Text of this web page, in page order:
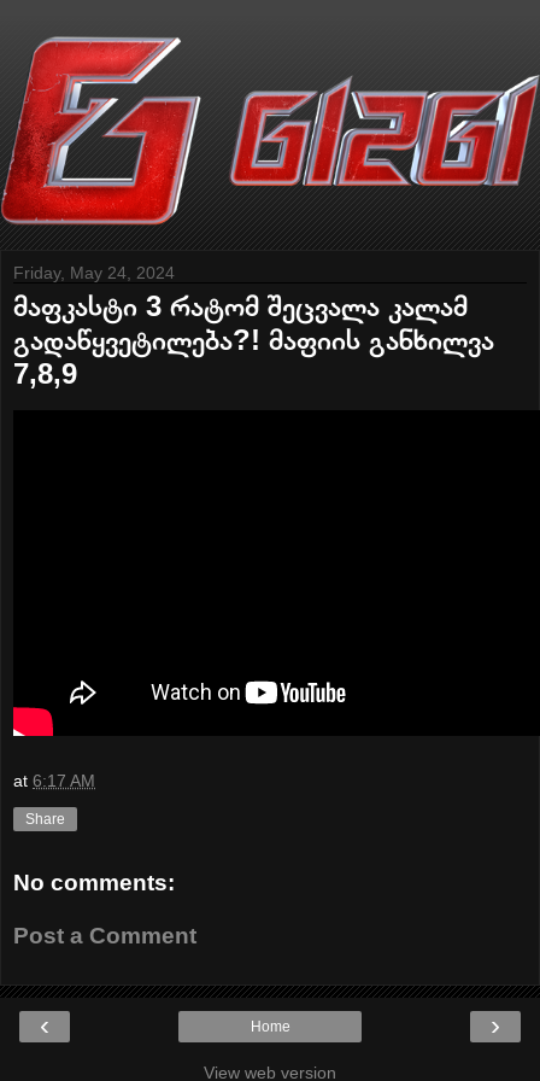
Friday, May 24, 2024
მაფკასტი 3 რატომ შეცვალა კალამ
გადაწყვეტილება?! მაფიის განხილვა
7,8,9
at 6:17 AM
Share
No comments:
Post a Comment
‹ ›
Home
View web version